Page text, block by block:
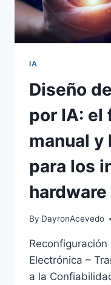
IA
Diseño
por IA: el
manual y
para los
hardware
By DayronAcevedo
Electrónica –
a la